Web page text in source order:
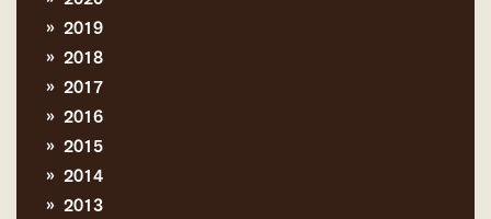
2019
2018
2017
2016
2015
2014
2013